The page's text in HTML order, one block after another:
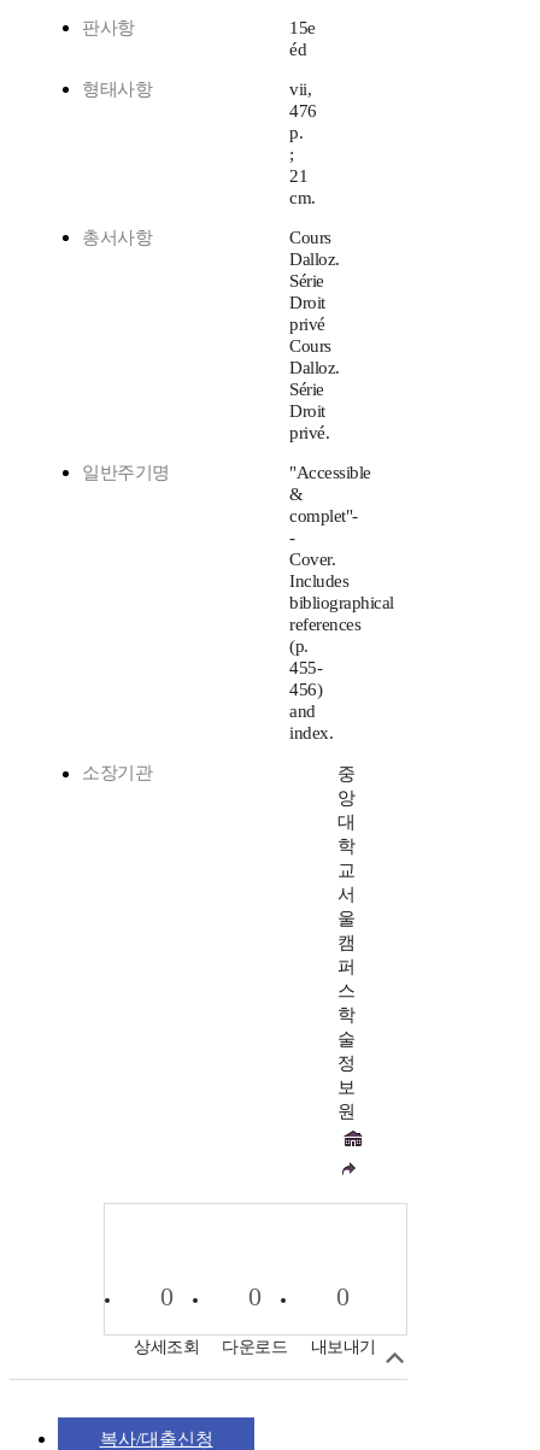
판사항
15e
éd
형태사항
vii,
476
p.
;
21
cm.
총서사항
Cours
Dalloz.
Série
Droit
privé
Cours
Dalloz.
Série
Droit
privé.
일반주기명
"Accessible
&
complet"-
-
Cover.
Includes
bibliographical
references
(p.
455-
456)
and
index.
소장기관
중
앙
대
학
교
서
울
캠
퍼
스
학
술
정
보
원
0
상세조회
0
다운로드
0
내보내기
복사/대출신청